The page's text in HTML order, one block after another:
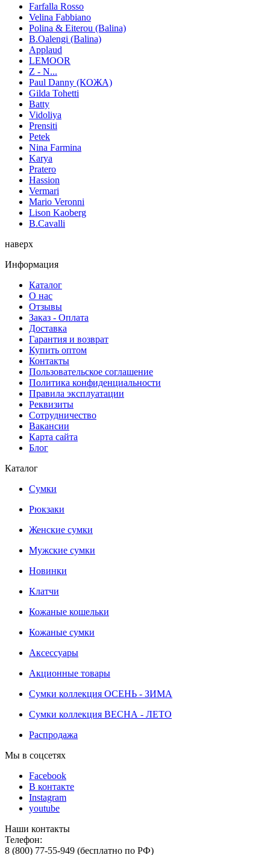
Farfalla Rosso
Velina Fabbiano
Polina & Eiterou (Balina)
B.Oalengi (Balina)
Applaud
LEMOOR
Z - N...
Paul Danny (КОЖА)
Gilda Tohetti
Batty
Vidoliya
Prensiti
Petek
Nina Farmina
Karya
Pratero
Hassion
Vermari
Mario Veronni
Lison Kaoberg
B.Cavalli
наверх
Информация
Каталог
О нас
Отзывы
Заказ - Оплата
Доставка
Гарантия и возврат
Купить оптом
Контакты
Пользовательское соглашение
Политика конфиденциальности
Правила эксплуатации
Реквизиты
Сотрудничество
Вакансии
Карта сайта
Блог
Каталог
Сумки
Рюкзаки
Женские сумки
Мужские сумки
Новинки
Клатчи
Кожаные кошельки
Кожаные сумки
Аксессуары
Акционные товары
Сумки коллекция ОСЕНЬ - ЗИМА
Сумки коллекция ВЕСНА - ЛЕТО
Распродажа
Мы в соцсетях
Facebook
В контакте
Instagram
youtube
Наши контакты
Телефон:
8 (800) 77-55-949 (бесплатно по РФ)